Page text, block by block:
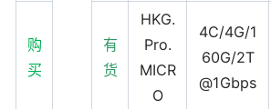
购
买
有
货
HKG.
Pro.
MICR
O
4C/4G/1
60G/2T
@1Gbps